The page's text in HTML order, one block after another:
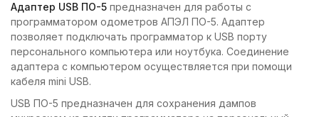
Адаптер USB ПО-5 предназначен для работы с
программатором одометров АПЭЛ ПО-5. Адаптер
позволяет подключать программатор к USB порту
персонального компьютера или ноутбука. Соединение
адаптера с компьютером осуществляется при помощи
кабеля mini USB.
USB ПО-5 предназначен для сохранения дампов